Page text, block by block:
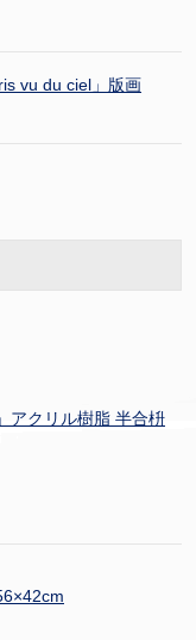
vu du ciel」版画
アクリル樹脂 半合枡